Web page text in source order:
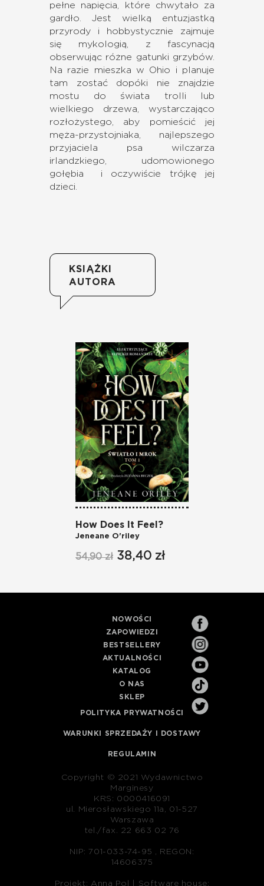
pełne napięcia, które chwytało za
gardło. Jest wielką entuzjastką
przyrody i hobbystycznie zajmuje
się mykologią, z fascynacją
obserwując różne gatunki grzybów.
Na razie mieszka w Ohio i planuje
tam zostać dopóki nie znajdzie
mostu do świata trolli lub
wielkiego drzewa, wystarczająco
rozłożystego, aby pomieścić jej
męża-przystojniaka, najlepszego
przyjaciela psa wilczarza
irlandzkiego, udomowionego
gołębia i oczywiście trójkę jej
dzieci.
KSIĄŻKI
AUTORA
How Does It Feel?
Jeneane O'riley
54,90 zł 38,40 zł
NOWOŚCI
ZAPOWIEDZI
BESTSELLERY
AKTUALNOŚCI
KATALOG
O NAS
SKLEP
POLITYKA PRYWATNOŚCI
WARUNKI SPRZEDAŻY I DOSTAWY
REGULAMIN
Copyright © 2021 Wydawnictwo
Marginesy
KRS: 0000416091
ul. Mierosławskiego 11a, 01-527
Warszawa
tel./fax. 22 663 02 76
NIP: 701-033-74-95 , REGON:
14606375
Projekt: Anna Pol | Software house: